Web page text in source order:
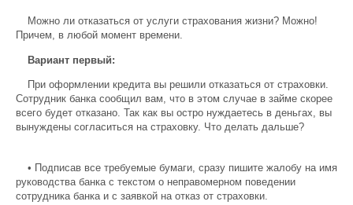
Можно ли отказаться от услуги страхования жизни? Можно!
Причем, в любой момент времени.
Вариант первый:
При оформлении кредита вы решили отказаться от страховки.
Сотрудник банка сообщил вам, что в этом случае в займе скорее
всего будет отказано. Так как вы остро нуждаетесь в деньгах, вы
вынуждены согласиться на страховку. Что делать дальше?
• Подписав все требуемые бумаги, сразу пишите жалобу на имя
руководства банка с текстом о неправомерном поведении
сотрудника банка и с заявкой на отказ от страховки.